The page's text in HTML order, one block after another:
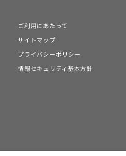
ご利用にあたって
サイトマップ
プライバシーポリシー
情報セキュリティ基本方針